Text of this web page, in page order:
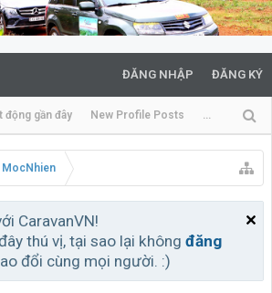
động gần đây New Profile Posts ...
ĐĂNG NHẬP ĐĂNG KÝ
MocNhien
CaravanVN!
thú vị, tại sao lại không đăng
đổi cùng mọi người. :)